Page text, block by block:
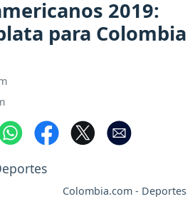
2019:
para Colombia
Colombia.com - Deportes